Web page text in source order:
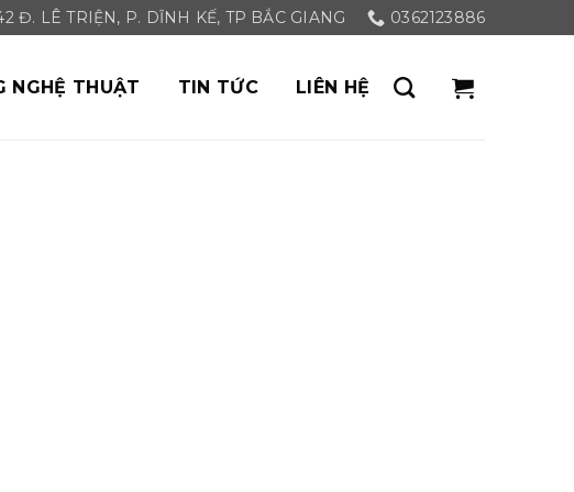
Đ. LÊ TRIỆN, P. DĨNH KẾ, TP BẮC GIANG 0362123886
NGHỆ THUẬT TIN TỨC LIÊN HỆ